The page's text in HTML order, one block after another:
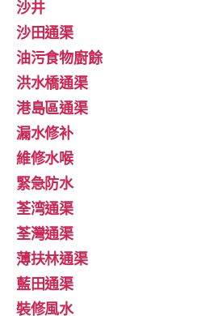
沙井
沙田通渠
油污食物廚餘
洪水橋通渠
港島區通渠
漏水修补
維修水喉
緊急防水
荃湾通渠
荃灣通渠
薄扶林通渠
藍田通渠
裝修風水